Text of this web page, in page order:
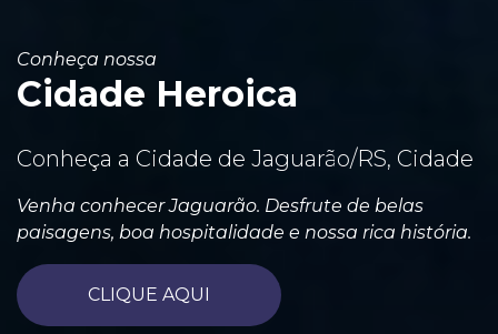
Conheça nossa
Cidade Heroica
Conheça a Cidade de Jaguarão/RS, Cidade
Venha conhecer Jaguarão. Desfrute de belas
paisagens, boa hospitalidade e nossa rica história.
CLIQUE AQUI